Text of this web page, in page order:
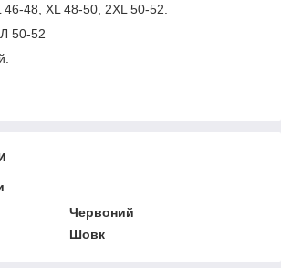
46-48, XL 48-50, 2XL 50-52.
50-52
Червоний
Шовк